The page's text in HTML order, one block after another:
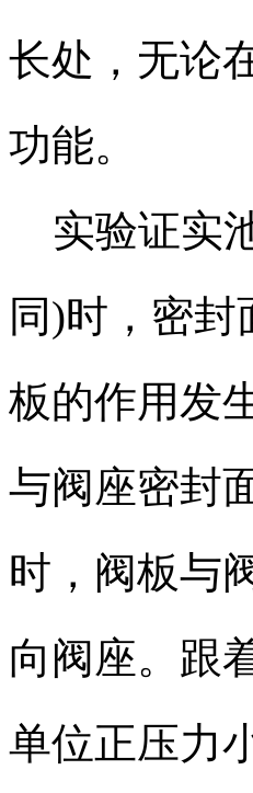
长处，无论
功能。
实验证实
同)时，密
板的作用发
与阀座密封
时，阀板与
向阀座。跟
单位正压力